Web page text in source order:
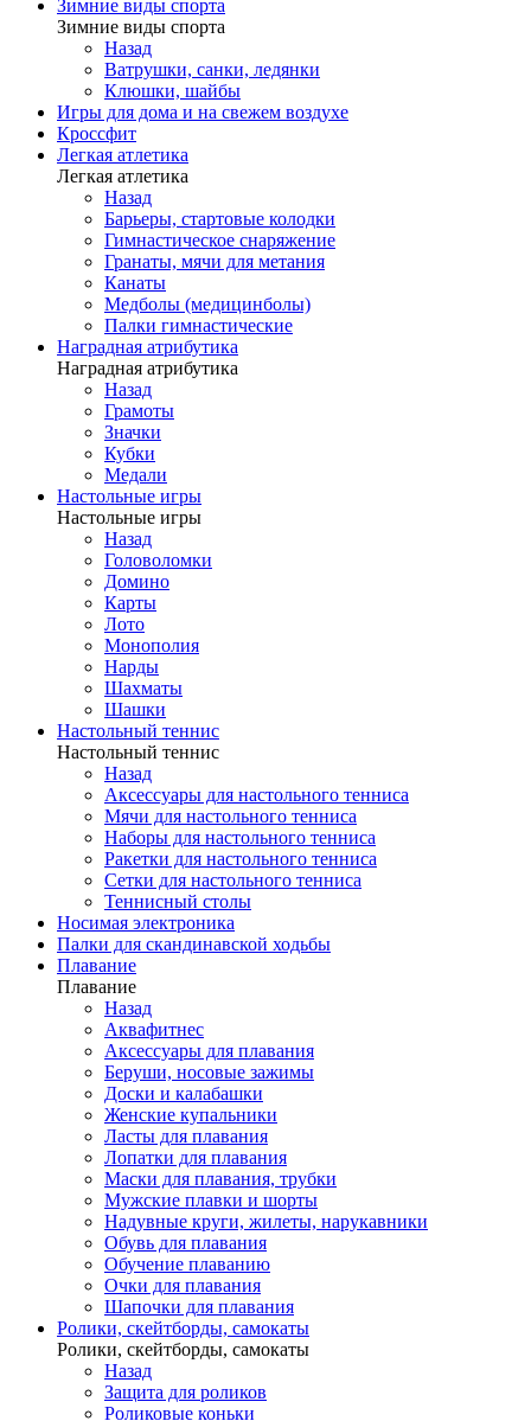
Зимние виды спорта
Зимние виды спорта
Назад
Ватрушки, санки, ледянки
Клюшки, шайбы
Игры для дома и на свежем воздухе
Кроссфит
Легкая атлетика
Легкая атлетика
Назад
Барьеры, стартовые колодки
Гимнастическое снаряжение
Гранаты, мячи для метания
Канаты
Медболы (медицинболы)
Палки гимнастические
Наградная атрибутика
Наградная атрибутика
Назад
Грамоты
Значки
Кубки
Медали
Настольные игры
Настольные игры
Назад
Головоломки
Домино
Карты
Лото
Монополия
Нарды
Шахматы
Шашки
Настольный теннис
Настольный теннис
Назад
Аксессуары для настольного тенниса
Мячи для настольного тенниса
Наборы для настольного тенниса
Ракетки для настольного тенниса
Сетки для настольного тенниса
Теннисный столы
Носимая электроника
Палки для скандинавской ходьбы
Плавание
Плавание
Назад
Аквафитнес
Аксессуары для плавания
Беруши, носовые зажимы
Доски и калабашки
Женские купальники
Ласты для плавания
Лопатки для плавания
Маски для плавания, трубки
Мужские плавки и шорты
Надувные круги, жилеты, нарукавники
Обувь для плавания
Обучение плаванию
Очки для плавания
Шапочки для плавания
Ролики, скейтборды, самокаты
Ролики, скейтборды, самокаты
Назад
Защита для роликов
Роликовые коньки